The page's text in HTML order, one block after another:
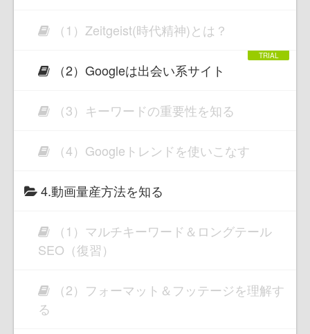
（1）Zeitgeist(時代精神)とは？
（2）Googleは出会い系サイト
（3）キーワードの重要性を知る
（4）Googleトレンドを使いこなす
4.動画量産方法を知る
（1）マルチキーワード＆ロングテール
SEO（復習）
（2）フォーマット＆フッテージを理解す
る